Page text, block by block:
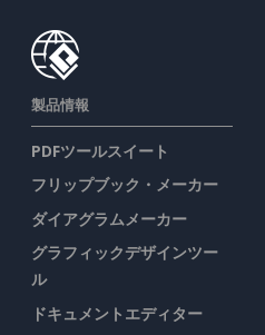
製品情報
PDFツールスイート
フリップブック・メーカー
ダイアグラムメーカー
グラフィックデザインツー
ル
ドキュメントエディター